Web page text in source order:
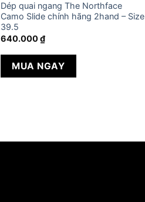
Dép quai ngang The Northface
Camo Slide chính hãng 2hand – Size
39.5
640.000₫
MUA NGAY